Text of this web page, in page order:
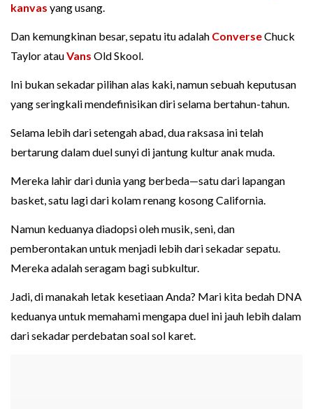
kanvas yang usang.
Dan kemungkinan besar, sepatu itu adalah ConverseChuck
Taylor atauVans Old Skool.
Ini bukan sekadar pilihan alas kaki, namun sebuah keputusan
yang seringkali mendefinisikan diri selama bertahun-tahun.
Selama lebih dari setengah abad, dua raksasa ini telah
bertarung dalam duel sunyi di jantung kultur anak muda.
Mereka lahir dari dunia yang berbeda—satu dari lapangan
basket, satu lagi dari kolam renang kosong California.
Namun keduanya diadopsi oleh musik, seni, dan
pemberontakan untuk menjadi lebih dari sekadar sepatu.
Mereka adalah seragam bagi subkultur.
Jadi, di manakah letak kesetiaan Anda? Mari kita bedah DNA
keduanya untuk memahami mengapa duel ini jauh lebih dalam
dari sekadar perdebatan soal sol karet.